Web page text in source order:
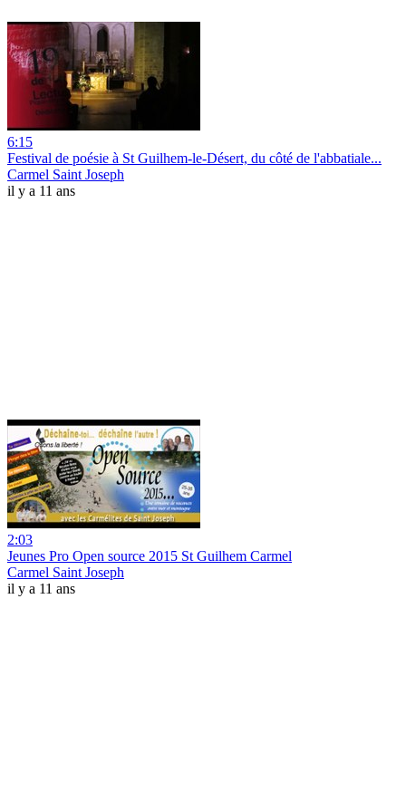
6:15
Festival de poésie à St Guilhem-le-Désert, du côté de l'abbatiale...
Carmel Saint Joseph
il y a 11 ans
2:03
Jeunes Pro Open source 2015 St Guilhem Carmel
Carmel Saint Joseph
il y a 11 ans